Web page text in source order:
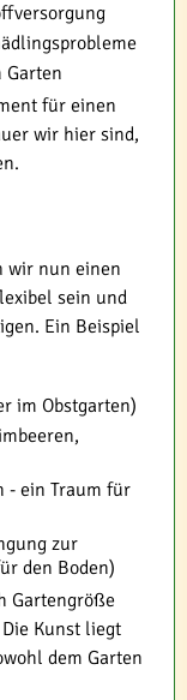
für einen
wir hier sind,
wir nun einen
sein und
Ein Beispiel
im Obstgarten)
- ein Traum für
zur
den Boden)
Gartengröße
Kunst liegt
dem Garten